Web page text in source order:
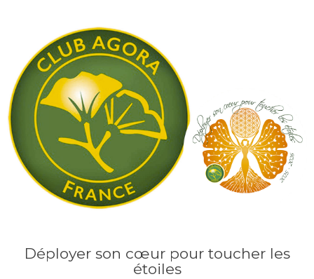
Déployer son cœur pour toucher les
étoiles